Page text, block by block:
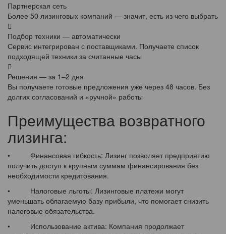
Партнерская сеть
Более 50 лизинговых компаний — значит, есть из чего выбрать
Подбор техники — автоматически
Сервис интегрирован с поставщиками. Получаете список
подходящей техники за считанные часы
Решения — за 1–2 дня
Вы получаете готовые предложения уже через 48 часов. Без
долгих согласований и «ручной» работы
Преимущества возвратного
лизинга:
• Финансовая гибкость: Лизинг позволяет предприятию
получить доступ к крупным суммам финансирования без
необходимости кредитования.
• Налоговые льготы: Лизинговые платежи могут
уменьшать облагаемую базу прибыли, что помогает снизить
налоговые обязательства.
• Использование актива: Компания продолжает